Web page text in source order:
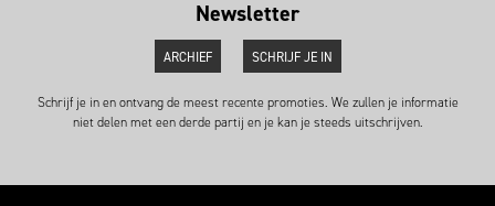
Newsletter
ARCHIEF SCHRIJF JE IN
Schrijf je in en ontvang de meest recente promoties. We zullen je informatie
niet delen met een derde partij en je kan je steeds uitschrijven.